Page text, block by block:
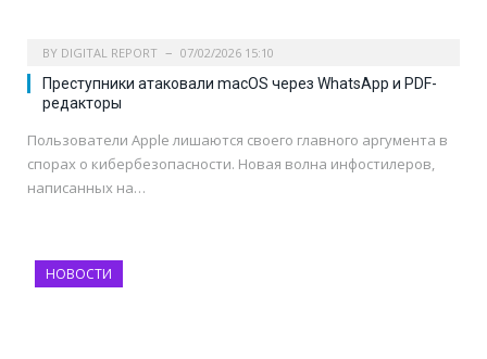
BY DIGITAL REPORT 07/02/2026 15:10
Преступники атаковали macOS через WhatsApp и PDF-
редакторы
Пользователи Apple лишаются своего главного аргумента в
спорах о кибербезопасности. Новая волна инфостилеров,
написанных на…
НОВОСТИ